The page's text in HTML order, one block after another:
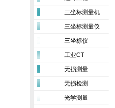
三坐标测量机
三坐标测量仪
三坐标仪
工业CT
无损测量
无损检测
光学测量